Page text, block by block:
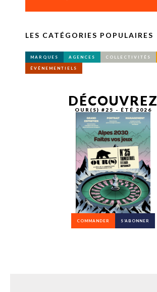
LES CATÉGORIES POPULAIRES
MARQUES AGENCES COLLECTIVITÉS
ÉVÉNEMENTIELS
DÉCOUVREZ
OUR(S) #25 - ÉTÉ 2026
COMMANDER S’ABONNER